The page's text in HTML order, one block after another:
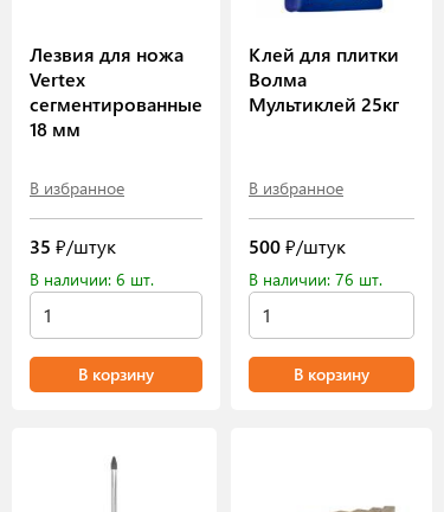
Лезвия для ножа
Vertex
сегментированные
18 мм
В избранное
35 ₽/штук
В наличии: 6 шт.
В корзину
Клей для плитки
Волма
Мультиклей 25кг
В избранное
500₽/штук
В наличии: 76 шт.
В корзину